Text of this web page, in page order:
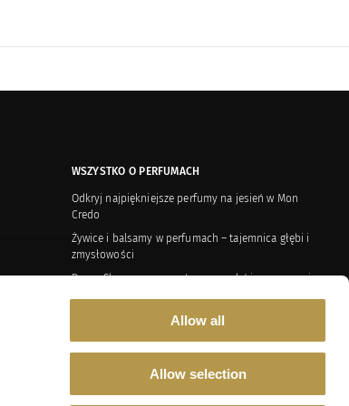
Allow all
Allow selection
WSZYSTKO O PERFUMACH
Odkryj najpiękniejsze perfumy na jesień w Mon
Credo
Żywice i balsamy w perfumach – tajemnica głębi i
zmysłowości
Dusza Shauran – aromatyczna podróż przez czas i
Aromatyczny spacer po polskim sadzie